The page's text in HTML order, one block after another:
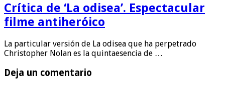
Crítica de ‘La odisea’. Espectacular
filme antiheróico
La particular versión de La odisea que ha perpetrado
Christopher Nolan es la quintaesencia de …
Deja un comentario